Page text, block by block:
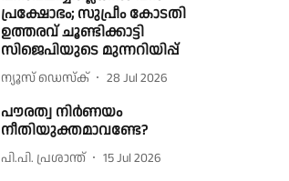
പ്രക്ഷോഭം; സുപ്രീം കോടതി
ഉത്തരവ് ചൂണ്ടിക്കാട്ടി
സിജെപിയുടെ മുന്നറിയിപ്പ്
ന്യൂസ് ഡെസ്ക് 28 Jul 2026
പൗരത്വ നിര്‍ണയം
നീതിയുക്തമാവണ്ടേ?
പി.പി. പ്രശാന്ത് 15 Jul 2026